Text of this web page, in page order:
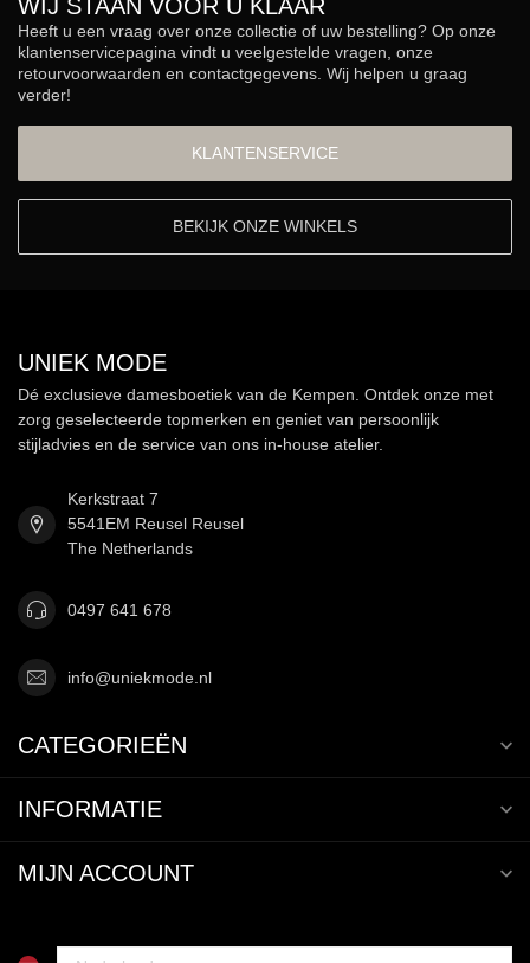
WIJ STAAN VOOR U KLAAR
Heeft u een vraag over onze collectie of uw bestelling? Op onze
klantenservicepagina vindt u veelgestelde vragen, onze
retourvoorwaarden en contactgegevens. Wij helpen u graag
verder!
KLANTENSERVICE
BEKIJK ONZE WINKELS
UNIEK MODE
Dé exclusieve damesboetiek van de Kempen. Ontdek onze met
zorg geselecteerde topmerken en geniet van persoonlijk
stijladvies en de service van ons in-house atelier.
Kerkstraat 7
5541EM Reusel Reusel
The Netherlands
0497 641 678
info@uniekmode.nl
CATEGORIEËN
INFORMATIE
MIJN ACCOUNT